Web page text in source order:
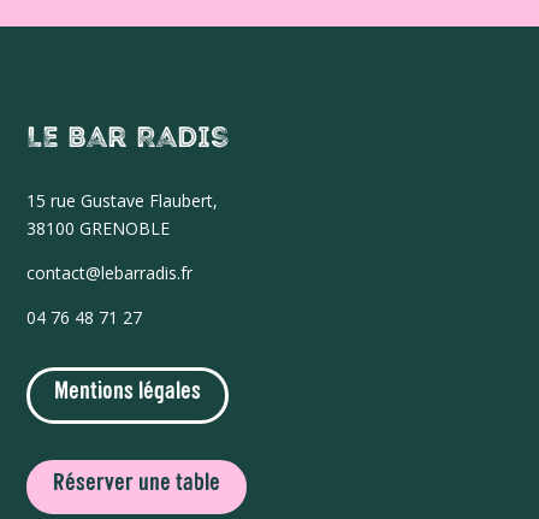
Le Bar Radis
15 rue Gustave Flaubert,
38100 GRENOBLE
contact@lebarradis.fr
04 76 48 71 27
Mentions légales
Réserver une table